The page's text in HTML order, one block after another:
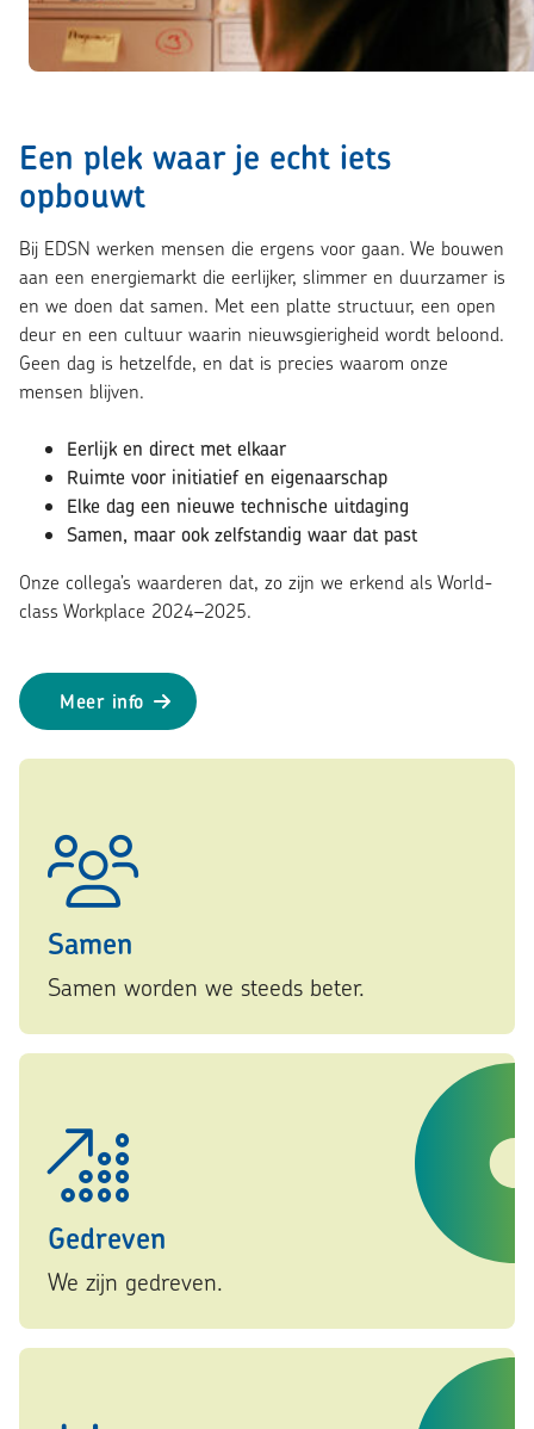
Samen
Samen worden we steeds beter.
Gedreven
We zijn gedreven.
Een plek waar je echt iets
opbouwt
Bij EDSN werken mensen die ergens voor gaan. We bouwen
aan een energiemarkt die eerlijker, slimmer en duurzamer is
en we doen dat samen. Met een platte structuur, een open
deur en een cultuur waarin nieuwsgierigheid wordt beloond.
Geen dag is hetzelfde, en dat is precies waarom onze
mensen blijven.
Eerlijk en direct met elkaar
Ruimte voor initiatief en eigenaarschap
Elke dag een nieuwe technische uitdaging
Samen, maar ook zelfstandig waar dat past
Onze collega’s waarderen dat, zo zijn we erkend als World-
class Workplace 2024–2025.
Meer info